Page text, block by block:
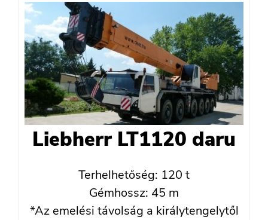
Liebherr LT1120 daru
Terhelhetőség: 120 t
Gémhossz: 45 m
*Az emelési távolság a királytengelytől